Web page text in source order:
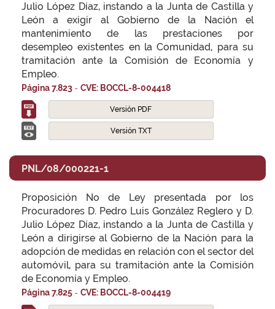
Julio López Díaz, instando a la Junta de Castilla y
León a exigir al Gobierno de la Nación el
mantenimiento de las prestaciones por
desempleo existentes en la Comunidad, para su
tramitación ante la Comisión de Economía y
Empleo.
Página 7.823 - CVE: BOCCL-8-004418
Versión PDF
Versión TXT
PNL/08/000221-1
Proposición No de Ley presentada por los
Procuradores D. Pedro Luis González Reglero y D.
Julio López Díaz, instando a la Junta de Castilla y
León a dirigirse al Gobierno de la Nación para la
adopción de medidas en relación con el sector del
automóvil, para su tramitación ante la Comisión
de Economía y Empleo.
Página 7.825 - CVE: BOCCL-8-004419